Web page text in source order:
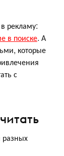
рекламу:
в поиске. А
которые
с
разных